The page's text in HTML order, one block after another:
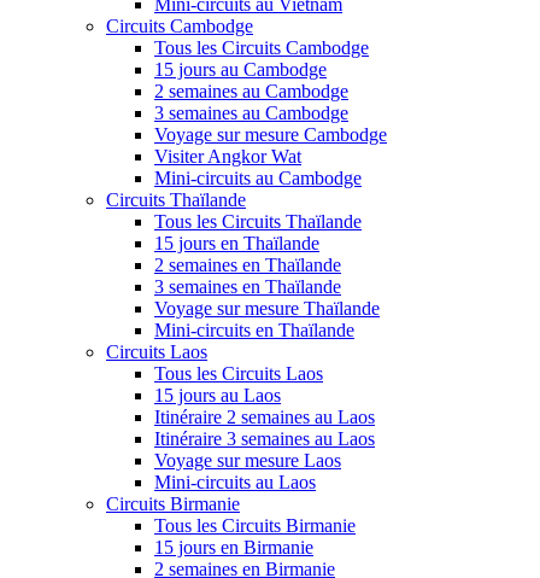
Mini-circuits au Vietnam
Circuits Cambodge
Tous les Circuits Cambodge
15 jours au Cambodge
2 semaines au Cambodge
3 semaines au Cambodge
Voyage sur mesure Cambodge
Visiter Angkor Wat
Mini-circuits au Cambodge
Circuits Thaïlande
Tous les Circuits Thaïlande
15 jours en Thaïlande
2 semaines en Thaïlande
3 semaines en Thaïlande
Voyage sur mesure Thaïlande
Mini-circuits en Thaïlande
Circuits Laos
Tous les Circuits Laos
15 jours au Laos
Itinéraire 2 semaines au Laos
Itinéraire 3 semaines au Laos
Voyage sur mesure Laos
Mini-circuits au Laos
Circuits Birmanie
Tous les Circuits Birmanie
15 jours en Birmanie
2 semaines en Birmanie